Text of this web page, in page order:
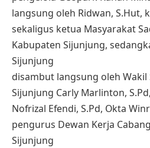
langsung oleh Ridwan, S.Hut,
sekaligus ketua Masyarakat
Kabupaten Sijunjung,
Sijunjung
disambut langsung oleh
Sijunjung Carly Marlinton,
Nofrizal Efendi, S.Pd, Okta
pengurus Dewan Kerja
Sijunjung